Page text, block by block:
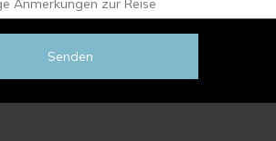
Senden